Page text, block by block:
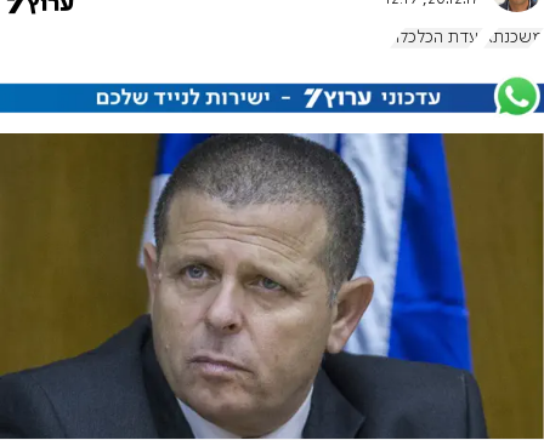
משכנתא ועדת הכלכלה